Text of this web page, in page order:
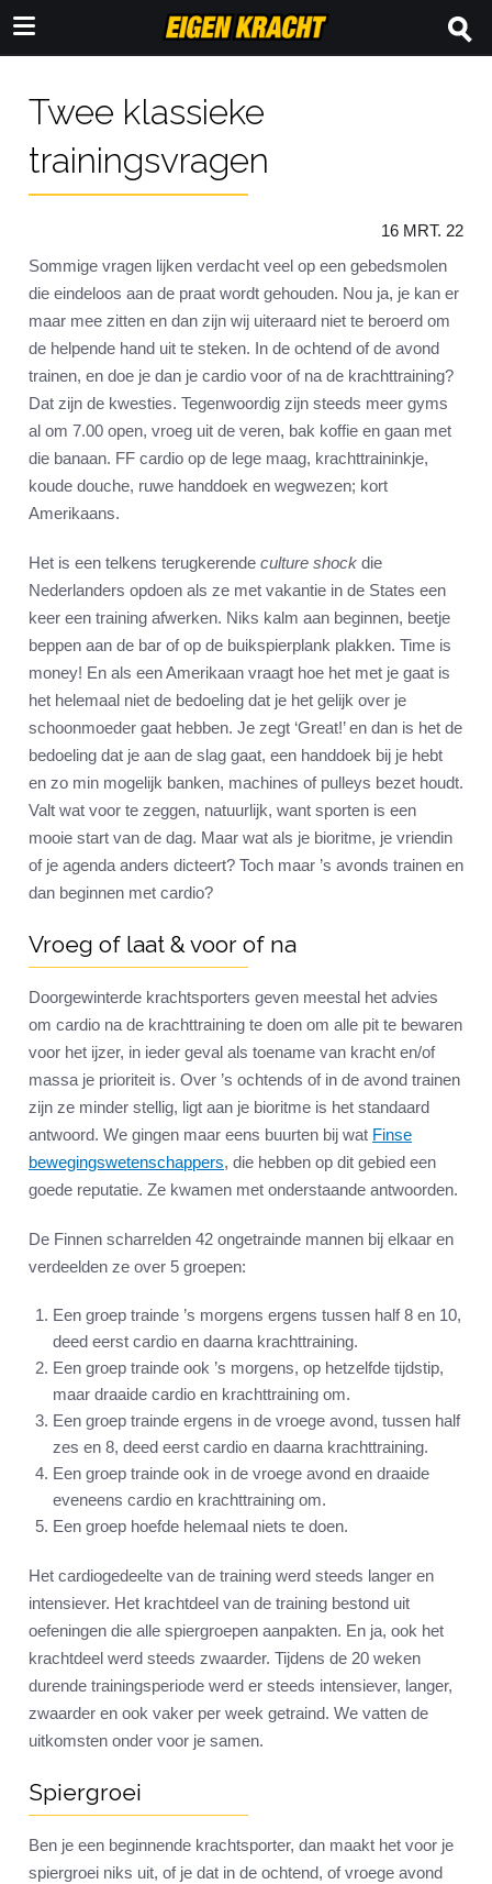
Twee klassieke
trainingsvragen
16 MRT. 22
Sommige vragen lijken verdacht veel op een gebedsmolen
die eindeloos aan de praat wordt gehouden. Nou ja, je kan er
maar mee zitten en dan zijn wij uiteraard niet te beroerd om
de helpende hand uit te steken. In de ochtend of de avond
trainen, en doe je dan je cardio voor of na de krachttraining?
Dat zijn de kwesties. Tegenwoordig zijn steeds meer gyms
al om 7.00 open, vroeg uit de veren, bak koffie en gaan met
die banaan. FF cardio op de lege maag, krachttraininkje,
koude douche, ruwe handdoek en wegwezen; kort
Amerikaans.
Het is een telkens terugkerende culture shock die
Nederlanders opdoen als ze met vakantie in de States een
keer een training afwerken. Niks kalm aan beginnen, beetje
beppen aan de bar of op de buikspierplank plakken. Time is
money! En als een Amerikaan vraagt hoe het met je gaat is
het helemaal niet de bedoeling dat je het gelijk over je
schoonmoeder gaat hebben. Je zegt ‘Great!’ en dan is het de
bedoeling dat je aan de slag gaat, een handdoek bij je hebt
en zo min mogelijk banken, machines of pulleys bezet houdt.
Valt wat voor te zeggen, natuurlijk, want sporten is een
mooie start van de dag. Maar wat als je bioritme, je vriendin
of je agenda anders dicteert? Toch maar ’s avonds trainen en
dan beginnen met cardio?
Vroeg of laat & voor of na
Doorgewinterde krachtsporters geven meestal het advies
om cardio na de krachttraining te doen om alle pit te bewaren
voor het ijzer, in ieder geval als toename van kracht en/of
massa je prioriteit is. Over ’s ochtends of in de avond trainen
zijn ze minder stellig, ligt aan je bioritme is het standaard
antwoord. We gingen maar eens buurten bij wat Finse
bewegingswetenschappers, die hebben op dit gebied een
goede reputatie. Ze kwamen met onderstaande antwoorden.
De Finnen scharrelden 42 ongetrainde mannen bij elkaar en
verdeelden ze over 5 groepen:
Een groep trainde ’s morgens ergens tussen half 8 en 10,
deed eerst cardio en daarna krachttraining.
Een groep trainde ook ’s morgens, op hetzelfde tijdstip,
maar draaide cardio en krachttraining om.
Een groep trainde ergens in de vroege avond, tussen half
zes en 8, deed eerst cardio en daarna krachttraining.
Een groep trainde ook in de vroege avond en draaide
eveneens cardio en krachttraining om.
Een groep hoefde helemaal niets te doen.
Het cardiogedeelte van de training werd steeds langer en
intensiever. Het krachtdeel van de training bestond uit
oefeningen die alle spiergroepen aanpakten. En ja, ook het
krachtdeel werd steeds zwaarder. Tijdens de 20 weken
durende trainingsperiode werd er steeds intensiever, langer,
zwaarder en ook vaker per week getraind. We vatten de
uitkomsten onder voor je samen.
Spiergroei
Ben je een beginnende krachtsporter, dan maakt het voor je
spiergroei niks uit, of je dat in de ochtend, of vroege avond